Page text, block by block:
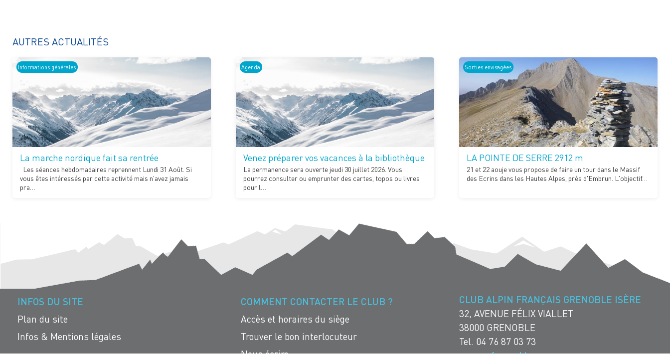
AUTRES ACTUALITÉS
Informations générales
La marche nordique fait sa rentrée
Les séances hebdomadaires reprennent Lundi 31 Août. Si
vous êtes intéressés par cette activité mais n'avez jamais
pra…
Agenda
Venez préparer vos vacances à la bibliothèque
La permanence sera ouverte jeudi 30 juillet 2026. Vous
pourrez consulter ou emprunter des cartes, topos ou livres
pour l…
Sorties envisagées
LA POINTE DE SERRE 2912 m
21 et 22 aouje vous propose de faire un tour dans le Massif
des Ecrins dans les Hautes Alpes, près d'Embrun. L'objectif…
INFOS DU SITE
Plan du site
Infos & Mentions légales
COMMENT CONTACTER LE CLUB ?
Accès et horaires du siège
Trouver le bon interlocuteur
CLUB ALPIN FRANÇAIS GRENOBLE ISÈRE
32, AVENUE FÉLIX VIALLET
38000 GRENOBLE
Tel. 04 76 87 03 73